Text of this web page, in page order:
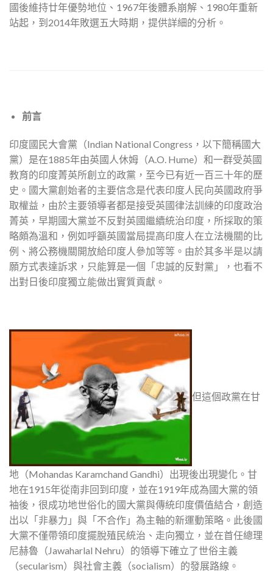
國後維持廿年優勢地位、1967年後體系崩解、1980年重新
站起，到2014年敗選五大時期，提供詳細的分析。
前言
印度國民大會黨（Indian National Congress，以下簡稱國大
黨）是在1885年由英國人休姆（A.O. Hume）和一群受英國
教育的印度菁英所創立的政黨，至今已有近一百三十年的歷
史。國大黨創始者的主要信念是代表印度人民向英國政府爭
取權益，由於主要領導者都是接受英國律法訓練的印度政治
菁英，早期國大黨並不反對英國繼續統治印度，所採取的策
略頗為溫和，例如呼籲英國當局提高印度人在立法機關的比
例、將公務機關開放給印度人參加等等。由於其多半是以請
願方式表達訴求，只能算是一個「忠誠的反對黨」，也看不
出對日後印度獨立能做出實質貢獻。
但這個政黨在甘
地（Mohandas Karamchand Gandhi）出現後出現變化。甘
地在1915年從南非回到印度，並在1919年成為國大黨的領
袖後，很成功地世俗化的國大黨與傳統印度價值結合，創造
出以「非暴力」與「不合作」為主軸的新運動策略。此後國
大黨不僅帶領印度擺脫殖民統治、走向獨立，並在首任總理
尼赫魯（Jawaharlal Nehru）的領導下確立了世俗主義
（secularism）與社會主義（socialism）的發展路線。